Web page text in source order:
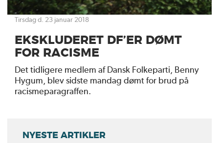
tirsdag d. 23 januar 2018
EKSKLUDERET DF’ER DØMT
FOR RACISME
Det tidligere medlem af Dansk Folkeparti, Benny
Hygum, blev sidste mandag dømt for brud på
racismeparagraffen.
NYESTE ARTIKLER